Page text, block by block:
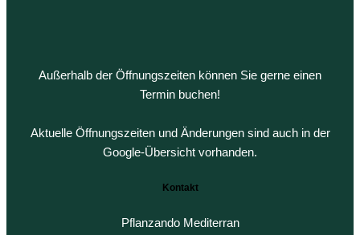
Außerhalb der Öffnungszeiten können Sie gerne einen
Termin buchen!
Aktuelle Öffnungszeiten und Änderungen sind auch in der
Google-Übersicht vorhanden.
Kontakt
Pflanzando Mediterran